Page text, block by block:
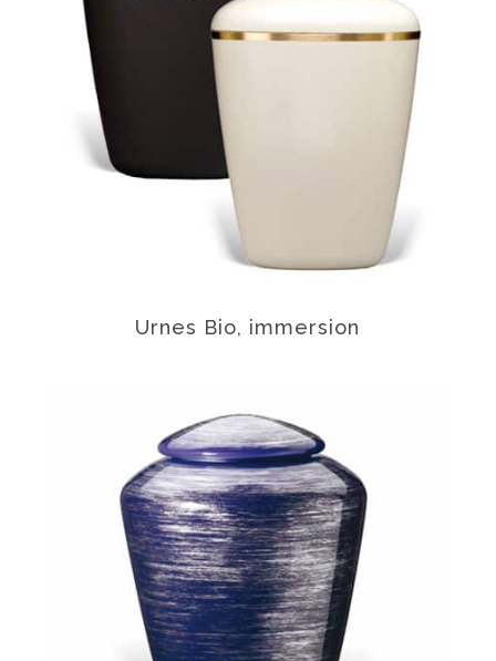
Urnes Bio, immersion